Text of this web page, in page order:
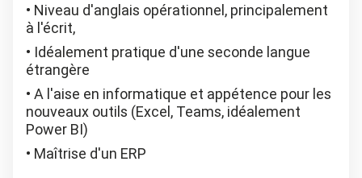
Niveau d'anglais opérationnel, principalement
à l'écrit,
Idéalement pratique d'une seconde langue
étrangère
A l'aise en informatique et appétence pour les
nouveaux outils (Excel, Teams, idéalement
Power BI)
Maîtrise d'un ERP